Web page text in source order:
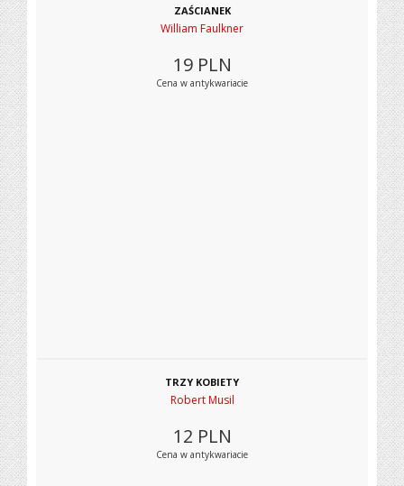
ZAŚCIANEK
William Faulkner
19 PLN
Cena w antykwariacie
TRZY KOBIETY
Robert Musil
12 PLN
Cena w antykwariacie